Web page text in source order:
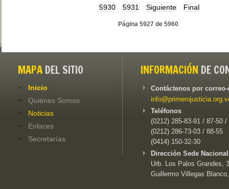
5930
5931 Siguiente Final
Página 5927 de 5960
MAPA DEL SITIO
Inicio
Quiénes Somos
Noticias
Enlaces
Secretarías
INFORMACIÓN DE
Contáctenos por
Teléfonos
(0212) 285-83-91 / 87-50 /
(0212) 286-73-03 / 88-55
(0414) 150-32-30
Dirección Sede
Urb. Los Palos Grandes,
Guillermo Villegas